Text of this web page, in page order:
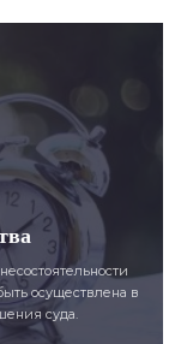
осуществлена в
суда.